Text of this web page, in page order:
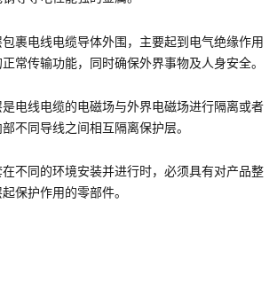
裹电线电缆导体外围，主要起到电气绝缘作用
常传输功能，同时确保外界事物及人身安全。
电线电缆的电磁场与外界电磁场进行隔离或者
不同导线之间相互隔离保护层。
不同的环境安装并进行时，必须具有对产品整
保护作用的零部件。